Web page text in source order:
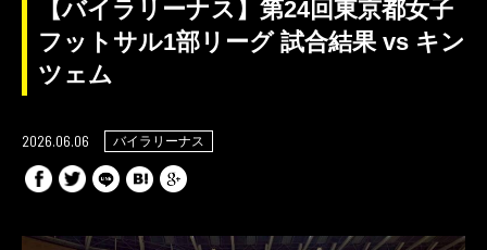
【バイラリーナス】第24回東京都女子
フットサル1部リーグ 試合結果 vs キン
ツェム
2026.06.06 バイラリーナス